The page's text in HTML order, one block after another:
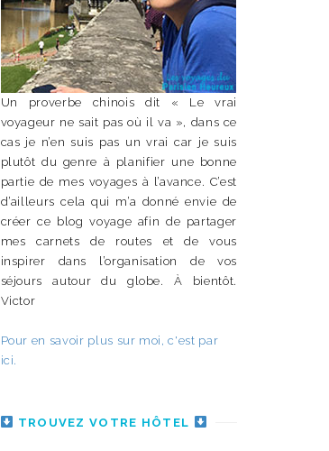
Un proverbe chinois dit « Le vrai
voyageur ne sait pas où il va », dans ce
cas je n’en suis pas un vrai car je suis
plutôt du genre à planifier une bonne
partie de mes voyages à l’avance. C’est
d’ailleurs cela qui m’a donné envie de
créer ce blog voyage afin de partager
mes carnets de routes et de vous
inspirer dans l’organisation de vos
séjours autour du globe. À bientôt.
Victor
Pour en savoir plus sur moi, c'est par
ici.
TROUVEZ VOTRE HÔTEL